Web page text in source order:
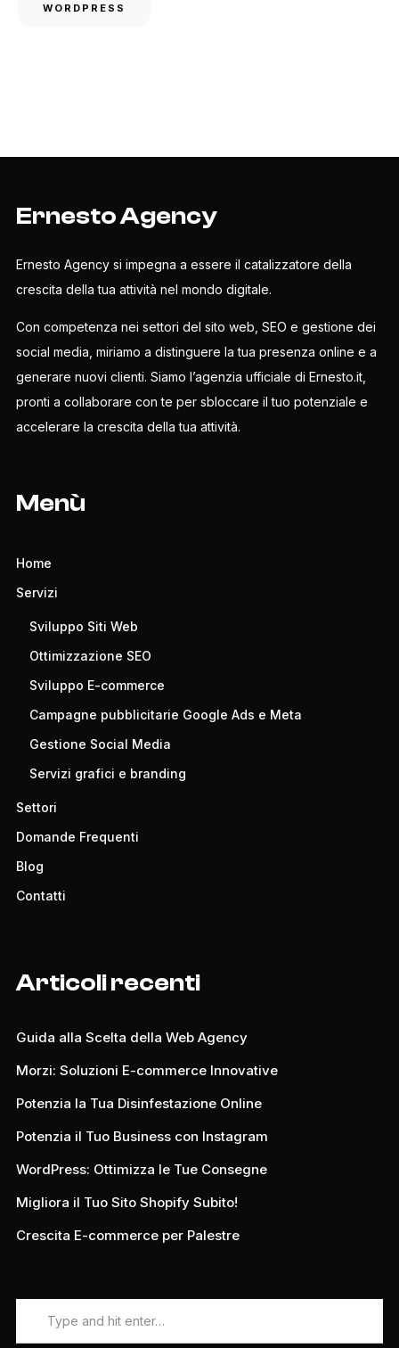
WORDPRESS
Ernesto Agency
Ernesto Agency si impegna a essere il catalizzatore della
crescita della tua attività nel mondo digitale.
Con competenza nei settori del sito web, SEO e gestione dei
social media, miriamo a distinguere la tua presenza online e a
generare nuovi clienti. Siamo l’agenzia ufficiale di Ernesto.it,
pronti a collaborare con te per sbloccare il tuo potenziale e
accelerare la crescita della tua attività.
Menù
Home
Servizi
Sviluppo Siti Web
Ottimizzazione SEO
Sviluppo E-commerce
Campagne pubblicitarie Google Ads e Meta
Gestione Social Media
Servizi grafici e branding
Settori
Domande Frequenti
Blog
Contatti
Articoli recenti
Guida alla Scelta della Web Agency
Morzi: Soluzioni E-commerce Innovative
Potenzia la Tua Disinfestazione Online
Potenzia il Tuo Business con Instagram
WordPress: Ottimizza le Tue Consegne
Migliora il Tuo Sito Shopify Subito!
Crescita E-commerce per Palestre